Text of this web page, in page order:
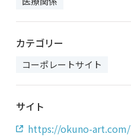
カテゴリー
コーポレートサイト
サイト
https://okuno-art.com/